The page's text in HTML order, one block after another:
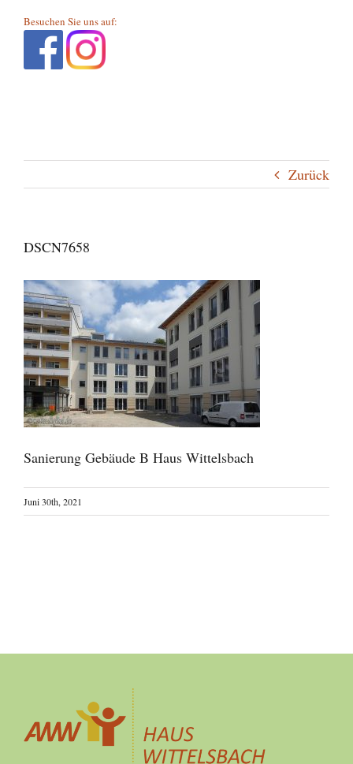
Besuchen Sie uns auf:
Zurück
DSCN7658
Sanierung Gebäude B Haus Wittelsbach
Juni 30th, 2021